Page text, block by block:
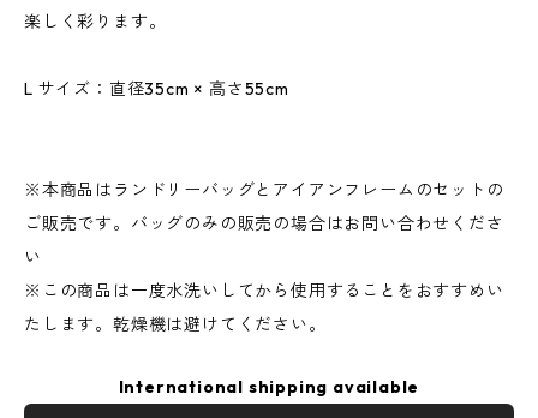
楽しく彩ります。
L サイズ：直径35cm × 高さ55cm
※本商品はランドリーバッグとアイアンフレームのセットの
ご販売です。バッグのみの販売の場合はお問い合わせくださ
い
※この商品は一度水洗いしてから使用することをおすすめい
たします。乾燥機は避けてください。
International shipping available